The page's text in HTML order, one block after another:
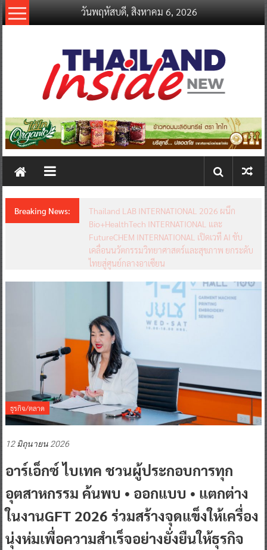
Skip
to
วันพฤหัสบดี, สิงหาคม 6, 2026
thailandinsidenew.com
Thailand
New
Breaking News:
Thailand LAB INTERNATIONAL 2026 ผนึก
Bio+HealthTech INTERNATIONAL และ
FutureCHEM INTERNATIONAL เปิดเวที AI ขับ
เคลื่อนนวัตกรรมวิทยาศาสตร์และสุขภาพ ยกระดับ
ไทยสู่ศูนย์กลางอาเซียน
ธุรกิจ/ตลาด
12 มิถุนายน 2026
อาร์เอ็กซ์ ไบเทค ชวนผู้ประกอบการทุก
อุตสาหกรรม ค้นพบ • ออกแบบ • แตกต่าง
ในงานGFT 2026 ร่วมสร้างจุดแข็งให้เครื่อง
นุ่งห่มเพื่อความสำเร็จอย่างยั่งยืนให้ธุรกิจ